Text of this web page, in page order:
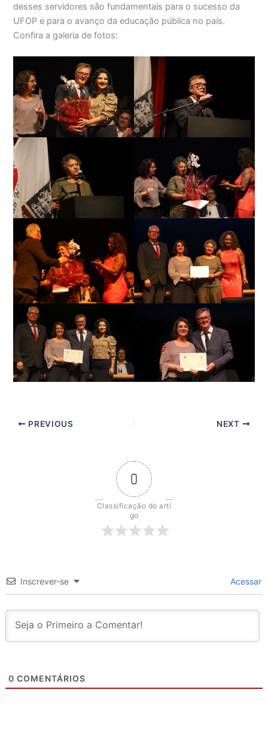
desses servidores são fundamentais para o sucesso da
UFOP e para o avanço da educação pública no país.
Confira a galeria de fotos:
PREVIOUS NEXT
0
Classificação do arti
go
Inscrever-se Acessar
0 COMENTÁRIOS